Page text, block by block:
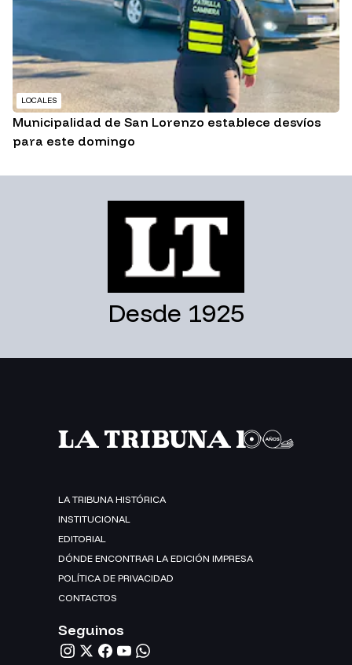
LOCALES
Municipalidad de San Lorenzo establece desvíos
para este domingo
Desde 1925
LA TRIBUNA HISTÓRICA
INSTITUCIONAL
EDITORIAL
DÓNDE ENCONTRAR LA EDICIÓN IMPRESA
POLÍTICA DE PRIVACIDAD
CONTACTOS
Seguinos